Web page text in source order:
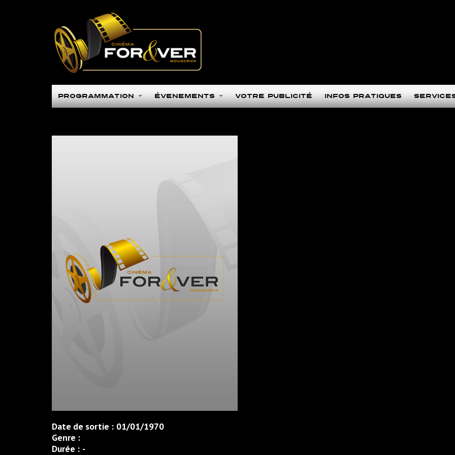
Programmation Évènements Votre publicité Infos pratiques
Date de sortie : 01/01/1970
Genre :
Durée : -